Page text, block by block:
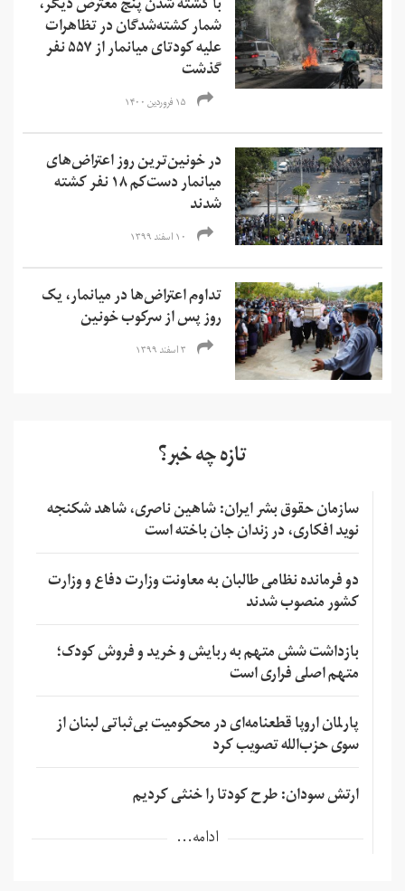
شمار کشته‌شدگان در تظاهرات
علیه کودتای میانمار از ۵۵۷ نفر
گذشت
۱۵ فروردین ۱۴۰۰
در خونین‌ترین روز اعتراض‌های
میانمار دست‌کم ۱۸ نفر کشته
شدند
۱۰ اسفند ۱۳۹۹
تداوم اعتراض‌ها در میانمار، یک
روز پس از سرکوب خونین
۳ اسفند ۱۳۹۹
تازه چه خبر؟
سازمان حقوق بشر ایران: شاهین ناصری، شاهد شکنجه
نوید افکاری، در زندان جان باخته است
دو فرمانده نظامی طالبان به معاونت وزارت دفاع و وزارت
کشور منصوب شدند
بازداشت شش متهم به ربایش و خرید و فروش کودک؛
متهم اصلی فراری است
پارلمان اروپا قطعنامه‌ای در محکومیت بی‌ثباتی لبنان از
سوی حزب‌الله تصویب کرد
ارتش سودان: طرح کودتا را خنثی کردیم
ادامه...